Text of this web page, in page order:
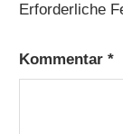
Erforderliche
Kommentar*